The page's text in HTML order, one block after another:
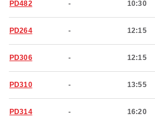
PD482 - 10:30
PD264 - 12:15
PD306 - 12:15
PD310 - 13:55
PD314 - 16:20